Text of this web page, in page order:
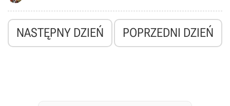
NASTĘPNY DZIEŃ POPRZEDNI DZIEŃ